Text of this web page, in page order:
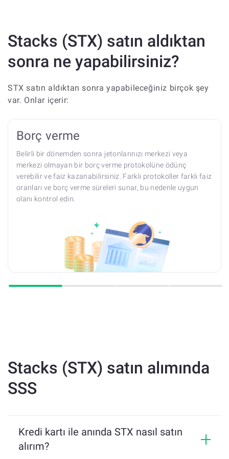
Stacks (STX) satın aldıktan
sonra ne yapabilirsiniz?
STX satın aldıktan sonra yapabileceğiniz birçok şey
var. Onlar içerir:
Borç verme
Belirli bir dönemden sonra jetonlarınızı merkezi veya
merkezi olmayan bir borç verme protokolüne ödünç
verebilir ve faiz kazanabilirsiniz. Farklı protokoller farklı faiz
oranları ve borç verme süreleri sunar, bu nedenle uygun
olanı kontrol edin.
Stacks (STX) satın alımında
SSS
Kredi kartı ile anında STX nasıl satın
alırım?